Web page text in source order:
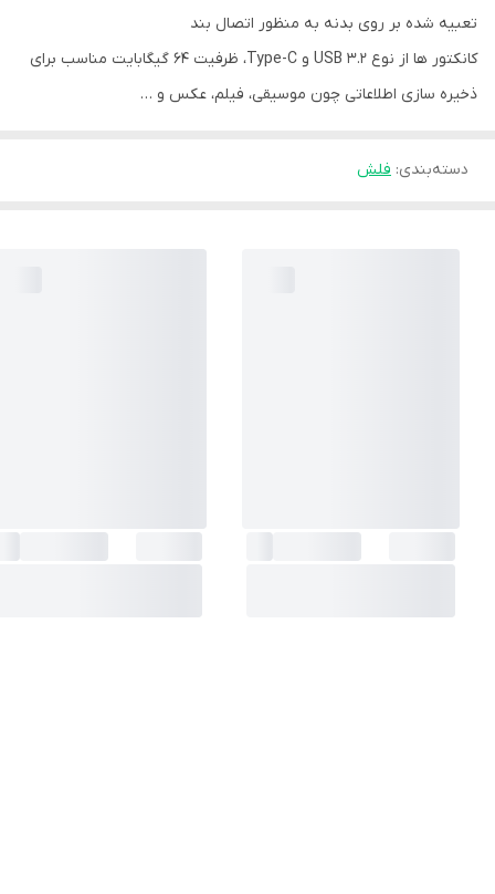
تعبیه شده بر روی بدنه به منظور اتصال بند
کانکتور ها از نوع USB 3.2 و Type-C، ظرفیت ۶۴ گیگابایت مناسب برای
ذخیره سازی اطلاعاتی چون موسیقی، فیلم، عکس و …
دسته‌بندی: فلش